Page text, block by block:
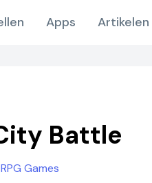
Apps Artikelen
Battle
Games